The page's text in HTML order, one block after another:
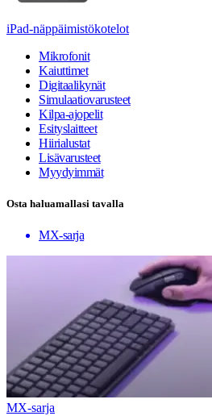
iPad-näppäimistökotelot
Mikrofonit
Kaiuttimet
Digitaalikynät
Simulaatiovarusteet
Kilpa-ajopelit
Esityslaitteet
Hiirialustat
Lisävarusteet
Myydyimmät
Osta haluamallasi tavalla
MX-sarja
MX-sarja